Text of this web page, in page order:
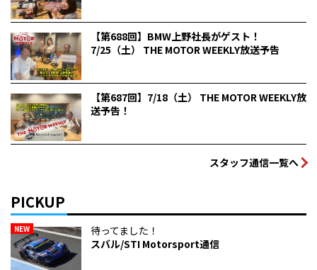
【第688回】BMW上野社長がゲスト！
7/25（土） THE MOTOR WEEKLY放送予告
【第687回】7/18（土） THE MOTOR WEEKLY放
送予告！
スタッフ通信一覧へ
PICKUP
NEW
待ってました！
スバル/STI Motorsport通信